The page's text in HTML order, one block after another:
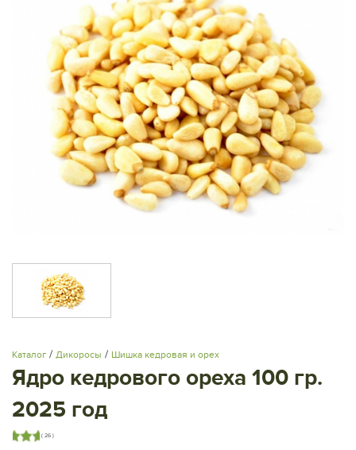
Каталог / Дикоросы / Шишка кедровая и орех
Ядро кедрового ореха 100 гр.
2025 год
( 26 )